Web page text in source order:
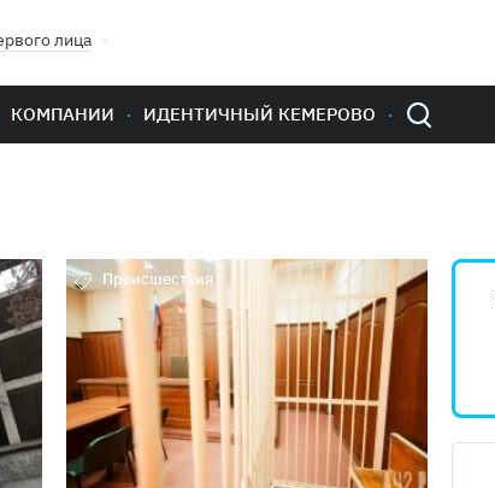
лица
КОМПАНИИ ИДЕНТИЧНЫЙ КЕМЕРОВО
Происшествия